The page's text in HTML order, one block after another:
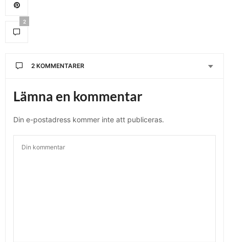
2
2 KOMMENTARER
Lämna en kommentar
Din e-postadress kommer inte att publiceras.